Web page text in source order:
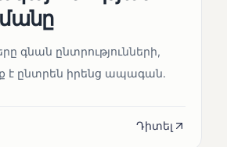
գնան ընտրությունների,
է ընտրեն իրենց ապագան.
Դիտել